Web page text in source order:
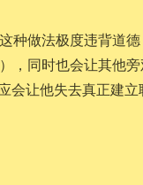
种做法极度违背道
，同时也会让其他
会让他失去真正建立